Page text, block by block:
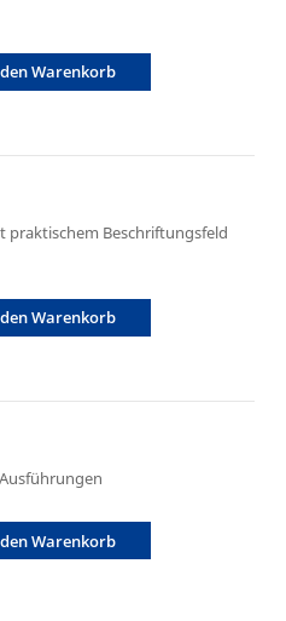
Warenkorb
praktischem Beschriftungsfeld
Warenkorb
Warenkorb